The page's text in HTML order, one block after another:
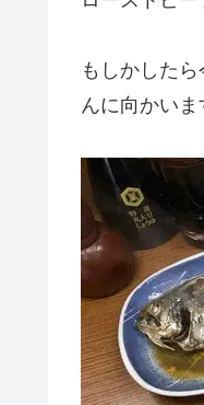
もしかした
んに向かいま